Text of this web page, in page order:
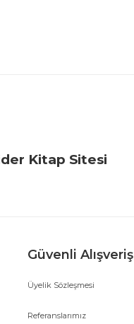
Kitap Sitesi
Güvenli Alışveriş
Üyelik Sözleşmesi
Referanslarımız